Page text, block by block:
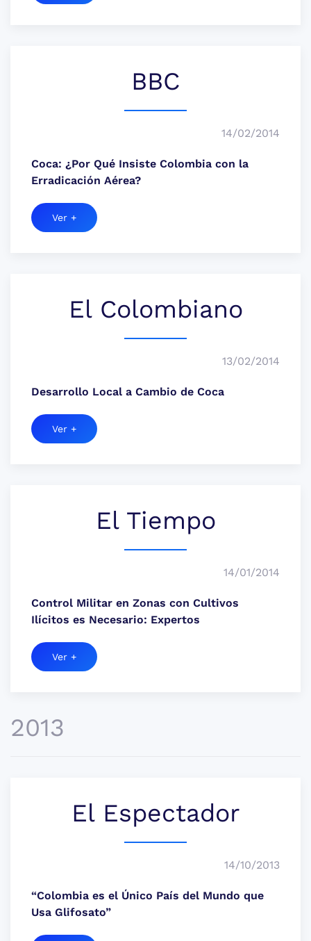
BBC
14/02/2014
Coca: ¿Por Qué Insiste Colombia con la
Erradicación Aérea?
Ver +
El Colombiano
13/02/2014
Desarrollo Local a Cambio de Coca
Ver +
El Tiempo
14/01/2014
Control Militar en Zonas con Cultivos
Ilícitos es Necesario: Expertos
Ver +
2013
El Espectador
14/10/2013
“Colombia es el Único País del Mundo que
Usa Glifosato”